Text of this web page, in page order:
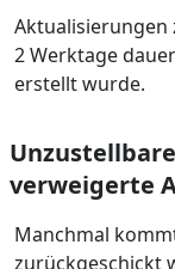
Aktualisierungen
2 Werktage
erstellt wurde.
verweigerte
Manchmal
zurückgeschickt